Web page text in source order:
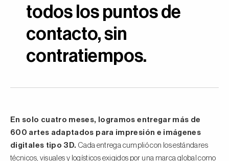
todos los puntos de
contacto, sin
contratiempos.
En solo cuatro meses, logramos entregar más de
600 artes adaptados para impresión e imágenes
digitales tipo 3D. Cada entrega cumplió con los estándares
técnicos, visuales y logísticos exigidos por una marca global como